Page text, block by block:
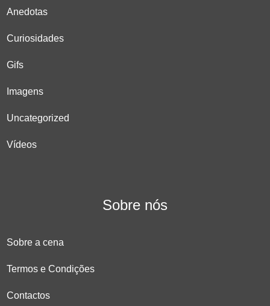
Anedotas
Curiosidades
Gifs
Imagens
Uncategorized
Vídeos
Sobre nós
Sobre a cena
Termos e Condições
Contactos